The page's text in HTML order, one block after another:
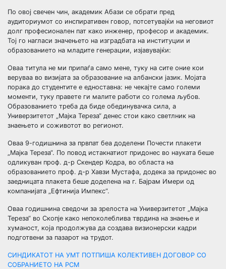
По овој свечен чин, академик Абази се обрати пред
аудиториумот со инспиративен говор, потсетувајќи на неговиот
долг професионален пат како инженер, професор и академик.
Тој го нагласи значењето на изградбата на институции и
образованието на младите генерации, изјавувајќи:
Оваа титула не ми припаѓа само мене, туку на сите оние кои
веруваа во визијата за образование на албански јазик. Мојата
порака до студентите е едноставна: не чекајте само големи
моменти, туку правете ги малите работи со голема љубов.
Образованието треба да биде обединувачка сила, а
Универзитетот „Мајка Тереза“ денес стои како светлник на
знаењето и соживотот во регионот.
Оваа 9-годишнина за првпат беа доделени Почести плакети
„Мајка Тереза“. По повод истакнатиот придонес во науката беше
одликуван проф. д-р Скендер Кодра, во областа на
образованието проф. д-р Хавзи Мустафа, додека за придонес во
заедницата плакета беше доделена на г. Бајрам Имери од
компанијата „Ефтинија Импекс“.
Оваа годишнина сведочи за зрелоста на Универзитетот „Мајка
Тереза“ во Скопје како непоколеблива тврдина на знаење и
хуманост, која продолжува да создава визионерски кадри
подготвени за пазарот на трудот.
Навигација
СИНДИКАТОТ НА УМТ ПОТПИША КОЛЕКТИВЕН ДОГОВОР СО
СОБРАНИЕТО НА РСМ